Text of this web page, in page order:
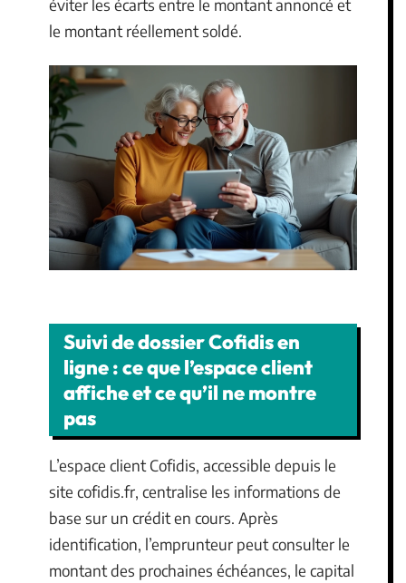
éviter les écarts entre le montant annoncé et
le montant réellement soldé.
Suivi de dossier Cofidis en
ligne : ce que l’espace client
affiche et ce qu’il ne montre
pas
L’espace client Cofidis, accessible depuis le
site cofidis.fr, centralise les informations de
base sur un crédit en cours. Après
identification, l’emprunteur peut consulter le
montant des prochaines échéances, le capital